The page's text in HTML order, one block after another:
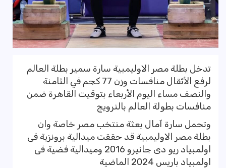
تدخل بطلة مصر الاوليمبية سارة سمير بطلة العالم
لرفع الأثقال منافسات وزن 77 كجم في الثامنة
والنصف مساء اليوم الأربعاء بتوقيت القاهرة ضمن
منافسات بطولة العالم بالنرويج
وتحمل سارة آمال بعثة منتخب مصر خاصة وان
بطلة مصر الاوليمبية قد حققت ميدالية برونزية فى
اولمبياد ريو دى جانيرو 2016 وميدالية فضية فى
اولمبياد باريس 2024 الماضية